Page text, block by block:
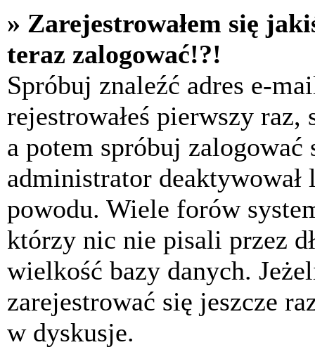
» Zarejestrowałem się
teraz zalogować!?!
Spróbuj znaleźć adres e-
rejestrowałeś pierwszy
a potem spróbuj
administrator deaktywował
powodu. Wiele forów
którzy nic nie pisali przez
wielkość bazy danych.
zarejestrować się jeszcze
w dyskusje.